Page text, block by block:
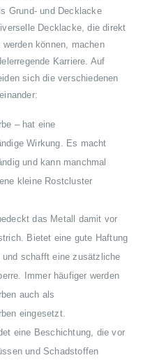
Grund- und Decklacke
Decklacke, die direkt
können, machen
Karriere. Auf
sich die verschiedenen
– hat eine
Wirkung. Es macht
und kann manchmal
kleine Rostcluster
das Metall damit vor
Bietet eine gute Haftung
schafft eine zusätzliche
Immer häufiger werden
auch als
eingesetzt.
eine Beschichtung, die vor
und Schadstoffen